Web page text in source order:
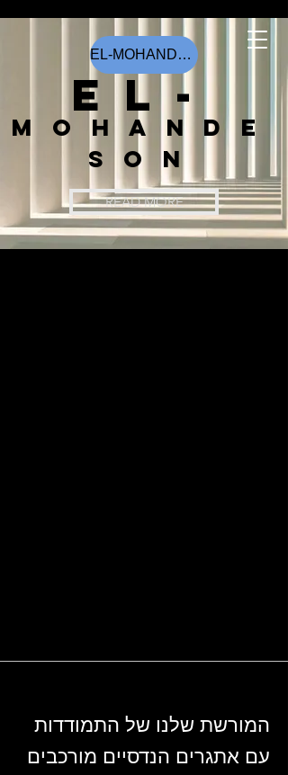
EL-MOHANDESON
EL-
MOHANDE
SON
READ MORE
המורשת שלנו של התמודדות
עם אתגרים הנדסיים מורכבים